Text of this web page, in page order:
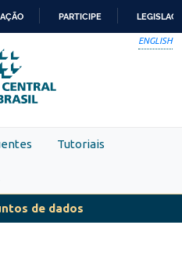
PARA
O
CONTEÚDO
PARTICIPE
ENGLISH
Tutoriais
de dados